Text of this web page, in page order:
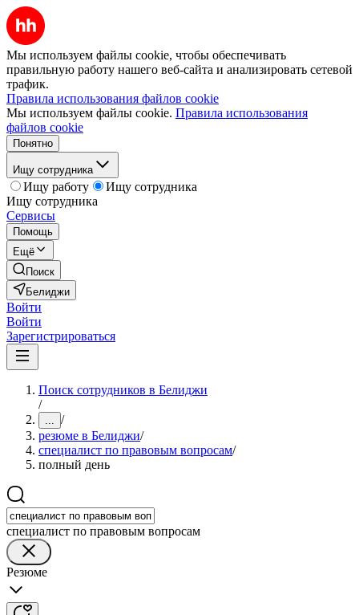
Мы используем файлы cookie, чтобы обеспечивать
правильную работу нашего веб-сайта и анализировать сетевой
трафик.
Правила использования файлов cookie
Мы используем файлы cookie. Правила использования
файлов cookie
Понятно
Ищу сотрудника
Ищу работу
Ищу сотрудника
Ищу сотрудника
Сервисы
Помощь
Ещё
Поиск
Белиджи
Войти
Войти
Зарегистрироваться
Поиск сотрудников в Белиджи
/
... /
резюме в Белиджи/
специалист по правовым вопросам/
полный день
специалист по правовым вопросам
Резюме